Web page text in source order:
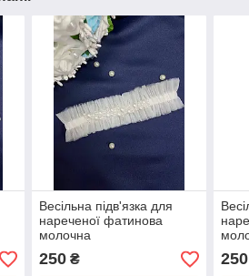
Весільна підв'язка для
нареченої фатинова
молочна
250₴ 250